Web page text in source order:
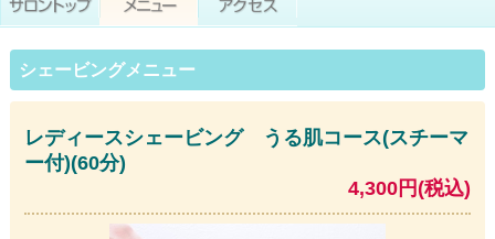
シェービングメニュー
レディースシェービング うる肌コース(スチーマ
ー付)(60分)
4,300円(税込)